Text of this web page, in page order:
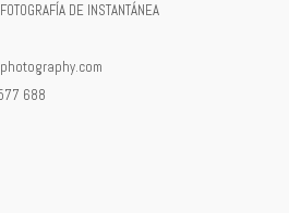
DE INSTANTÁNEA
688